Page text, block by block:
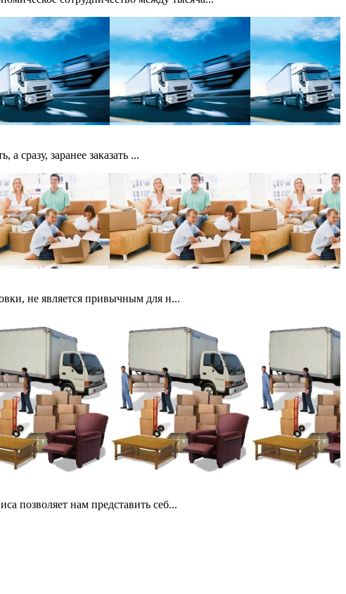
сразу, заранее заказать ...
не является привычным для н...
позволяет нам представить себ...